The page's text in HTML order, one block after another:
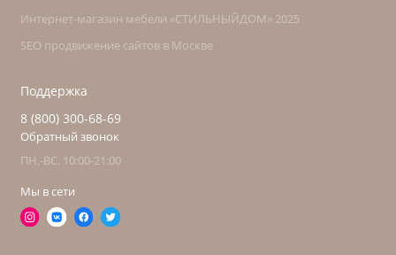
Интернет-магазин мебели «СТИЛЬНЫЙДОМ» 2025
SEO продвижение сайтов в Москве
Поддержка
8 (800) 300-68-69
Обратный звонок
ПН.-ВС. 10:00-21:00
Мы в сети